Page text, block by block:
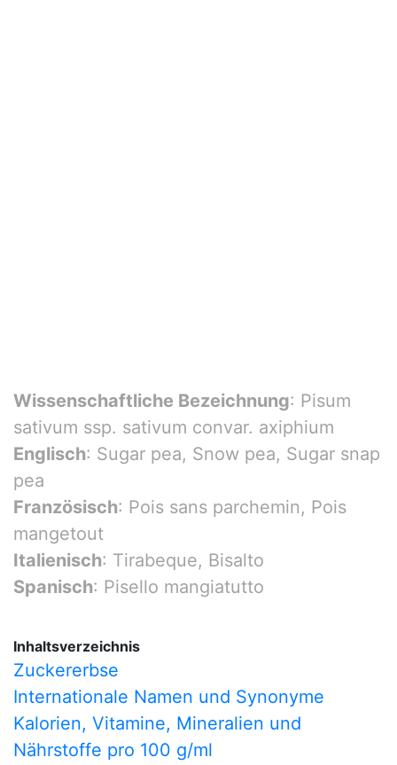
Wissenschaftliche Bezeichnung: Pisum
sativum ssp. sativum convar. axiphium
Englisch: Sugar pea, Snow pea, Sugar snap
pea
Französisch: Pois sans parchemin, Pois
mangetout
Italienisch: Tirabeque, Bisalto
Spanisch: Pisello mangiatutto
Inhaltsverzeichnis
Zuckererbse
Internationale Namen und Synonyme
Kalorien, Vitamine, Mineralien und
Nährstoffe pro 100 g/ml